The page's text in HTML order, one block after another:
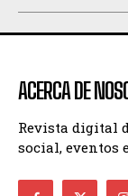
ACERCA DE
Revista digital
social, eventos